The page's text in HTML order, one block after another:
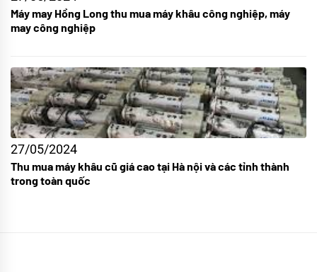
Máy may Hồng Long thu mua máy khâu công nghiệp, máy
may công nghiệp
27/05/2024
Thu mua máy khâu cũ giá cao tại Hà nội và các tỉnh thành
trong toàn quốc